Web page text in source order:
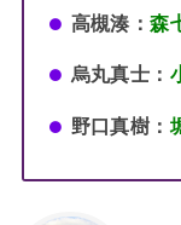
高槻湊：森
烏丸真士：
野口真樹：